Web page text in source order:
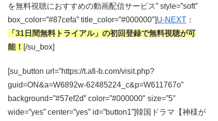
を無料視聴におすすめの動画配信サービス” style=”soft”
box_color=”#87cefa” title_color=”#000000″]U-NEXT ：
「31日間無料トライアル」の初回登録で無料視聴が可
能！ [/su_box]
[su_button url=”https://t.afi-b.com/visit.php?
guid=ON&a=W6892w-62485224_c&p=W611767o”
background=”#57ef2d” color=”#000000″ size=”5″
wide=”yes” center=”yes” id=”button1”]韓国ドラマ【神様が